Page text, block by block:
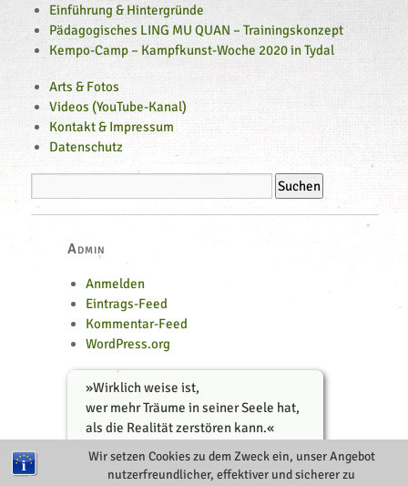
Wir setzen Cookies zu dem Zweck ein, unser Angebot
nutzerfreundlicher, effektiver und sicherer zu
Einführung & Hintergründe
Pädagogisches LING MU QUAN – Trainingskonzept
Kempo-Camp – Kampfkunst-Woche 2020 in Tydal
Arts & Fotos
Videos (YouTube-Kanal)
Kontakt & Impressum
Datenschutz
Admin
Anmelden
Eintrags-Feed
Kommentar-Feed
WordPress.org
»Wirklich weise ist,
wer mehr Träume in seiner Seele hat,
als die Realität zerstören kann.«